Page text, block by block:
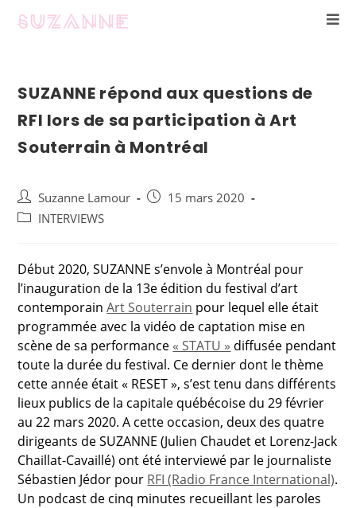
SUZANNE répond aux questions de
RFI lors de sa participation à Art
Souterrain à Montréal
Suzanne Lamour
15 mars 2020
INTERVIEWS
Début 2020, SUZANNE s’envole à Montréal pour
l’inauguration de la 13e édition du festival d’art
contemporainArt Souterrain pour lequel elle était
programmée avec la vidéo de captation mise en
scène de sa performance « STATU » diffusée pendant
toute la durée du festival. Ce dernier dont le thème
cette année était « RESET », s’est tenu dans différents
lieux publics de la capitale québécoise du 29 février
au 22 mars 2020. A cette occasion, deux des quatre
dirigeants de SUZANNE (Julien Chaudet et Lorenz-Jack
Chaillat-Cavaillé) ont été interviewé par le journaliste
Sébastien Jédor pour RFI (Radio France International).
Un podcast de cinq minutes recueillant les paroles